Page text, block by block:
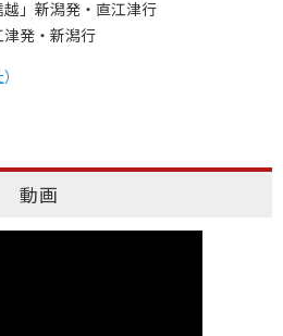
」新潟発・直江津行
発・新潟行
動画